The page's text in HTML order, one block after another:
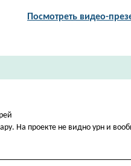
Посмотреть видео-
На проекте не видно урн и